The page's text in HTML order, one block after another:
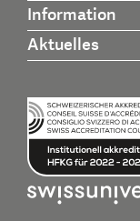
Information
Aktuelles